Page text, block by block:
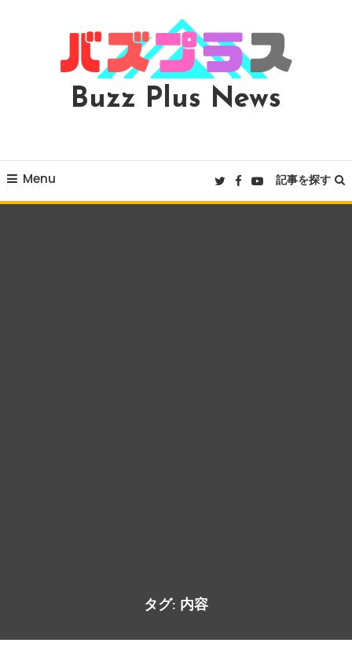
Buzz Plus News
Menu 記事を探す
タグ: 内容